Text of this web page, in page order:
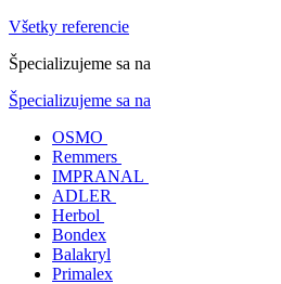
Všetky referencie
Špecializujeme sa na
Špecializujeme sa na
OSMO
Remmers
IMPRANAL
ADLER
Herbol
Bondex
Balakryl
Primalex